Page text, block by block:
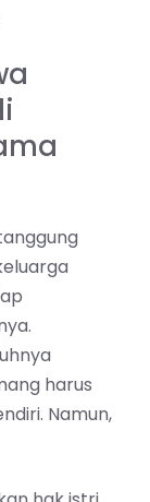
harus
Namun,